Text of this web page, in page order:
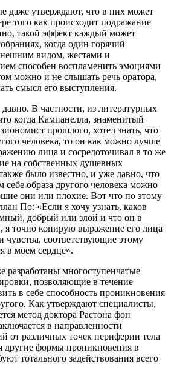
даже утверждают, что в них может
того как происходит подражание
такой эффект каждый может
когда один горячий
видом, жестами и
способен воспламенить эмоциями
можно и не слышать речь оратора,
смысл его выступления.
В частности, из литературных
когда Кампанелла, знаменитый
прошлого, хотел знать, что
человека, то он как можно лучше
лица и сосредоточивал в то же
на собственных душевных
было известно, и уже давно, что
себе образа другого человека можно
они или плохие. Вот что по этому
По: «Если я хочу узнать, каков
добрый или злой и что он в
я точно копирую выражение его лица
соответствующие этому
в моем сердце».
разработаны многоступенчатые
позволяющие в течение
в себе способность проникновения
Как утверждают специалисты,
метод доктора Растона фон
в направленности
от различных точек периферии тела
другие формы проникновения в
тотального задействования всего